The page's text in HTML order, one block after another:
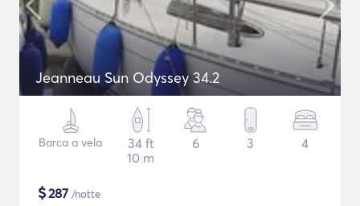
Jeanneau Sun Odyssey 34.2
Barca a vela
34 ft
10 m
6 3 4
$287 /notte